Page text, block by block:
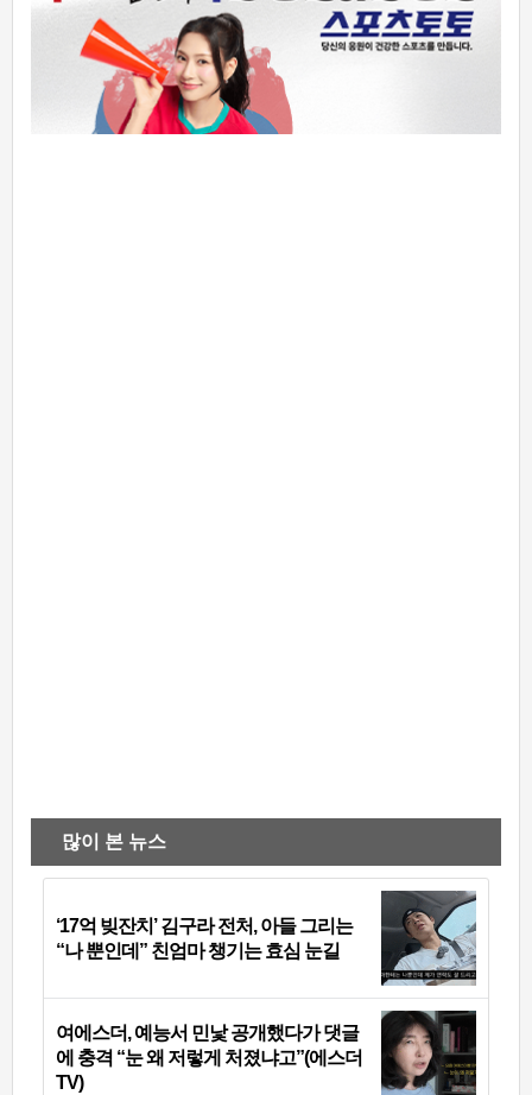
많이 본 뉴스
‘17억 빚잔치’ 김구라 전처, 아들 그리는
“나 뿐인데” 친엄마 챙기는 효심 눈길
여에스더, 예능서 민낯 공개했다가 댓글
에 충격 “눈 왜 저렇게 처졌냐고”(에스더
TV)